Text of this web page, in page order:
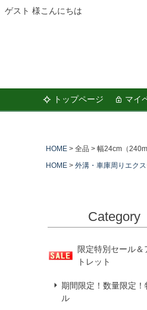
ゲスト 様こんにちは
トップページ
マイ
HOME 全品
幅24cm（
HOME
外溝・車庫周りエク
Category
限定特別セール＆
トレット
期間限定！数量限定！
ル